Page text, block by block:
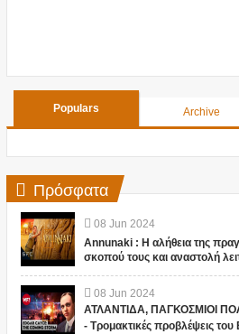
Populars Archive
Πρόσφατα
08 Jun 2024
Annunaki : Η αλήθεια της
σκοπού τους και αναστολή
08 Jun 2024
ΑΤΛΑΝΤΙΔΑ, ΠΑΓΚΟΣΜΙΟΙ
- Τρομακτικές προβλέψεις